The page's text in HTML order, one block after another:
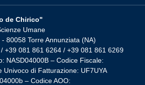
de Chirico"
Umane
80058 Torre Annunziata (NA)
+39 081 861 6264 / +39 081 861 6269
NASD04000B – Codice Fiscale:
Univoco di Fatturazione: UF7UYA
– Codice AOO: